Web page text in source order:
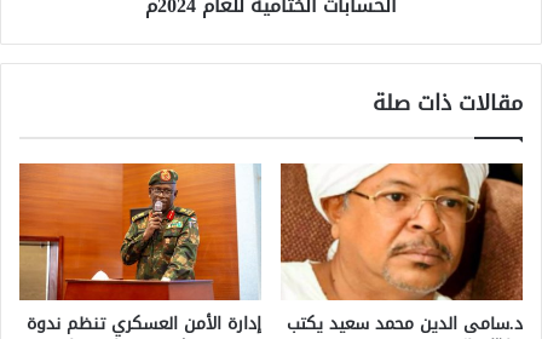
مقالات ذات صلة
د.سامى الدين محمد سعيد يكتب إدارة الأمن العسكري تنظم ندوة